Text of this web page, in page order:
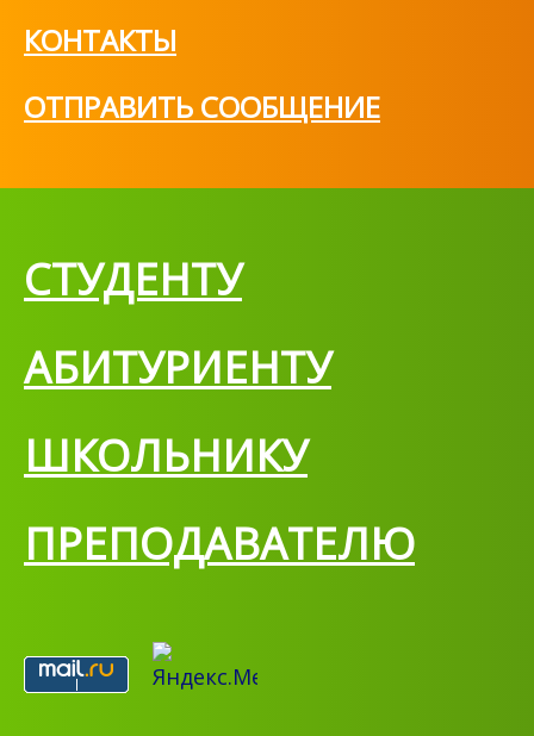
КОНТАКТЫ
ОТПРАВИТЬ СООБЩЕНИЕ
СТУДЕНТУ
АБИТУРИЕНТУ
ШКОЛЬНИКУ
ПРЕПОДАВАТЕЛЮ